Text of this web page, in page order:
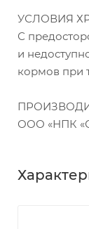
УСЛОВИЯ
С
и
кормов при
ООО «НПК